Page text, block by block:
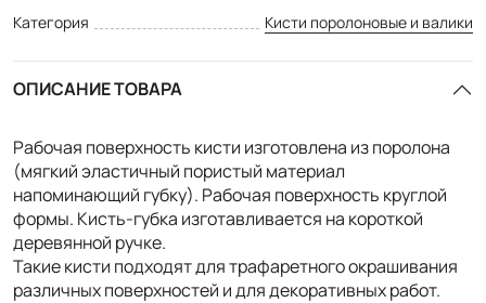
Категория
Кисти поролоновые и валики
ОПИСАНИЕ ТОВАРА
Рабочая поверхность кисти изготовлена из поролона
(мягкий эластичный пористый материал
напоминающий губку). Рабочая поверхность круглой
формы. Кисть-губка изготавливается на короткой
деревянной ручке.
Такие кисти подходят для трафаретного окрашивания
различных поверхностей и для декоративных работ.